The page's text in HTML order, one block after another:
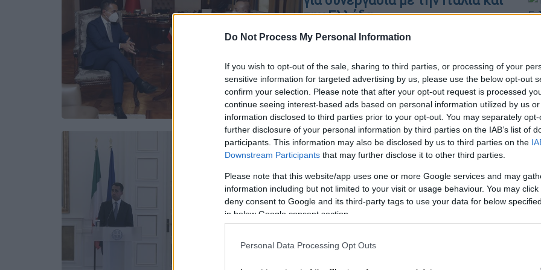
Do Not Process My Personal Information
If you wish to opt-out of the sale, sharing to third parties, or processing of your
sensitive information for targeted advertising by us, please use the below opt-out
confirm your selection. Please note that after your opt-out request is processed
continue seeing interest-based ads based on personal information utilized by us
information disclosed to third parties prior to your opt-out. You may separately
further disclosure of your personal information by third parties on the IAB’s list of
participants. This information may also be disclosed by us to third parties on the
Downstream Participants that may further disclose it to other third parties.
Please note that this website/app uses one or more Google services and may
information including but not limited to your visit or usage behaviour. You may
deny consent to Google and its third-party tags to use your data for below
in below Google consent section.
Personal Data Processing Opt Outs
την Ελλάδα
«Συνεργαζόμαστε σε πολλούς τομείς
συνεργασία μας με την Ιταλία»,
δήλωσε ο Τούρκος υπουργός
Εξωτερικών
Πολιτική|09.06.2020 20:30
Συμφωνία ΑΟΖ Ελλάδας - Ιταλίας:
Τα συν, τα «πλην» και η απειλή της
Τουρκίας
Συμφωνία ΑΟΖ Ελλάδας-Ιταλίας: τα
Αιγύπτου και η Τουρκία που
παραμονεύει